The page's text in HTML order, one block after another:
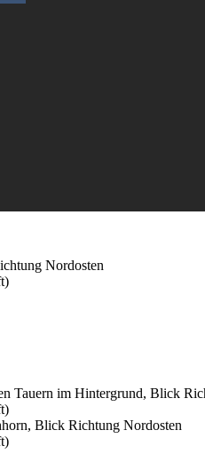
Nordosten
Tauern im Hintergrund, Blick
Blick Richtung Nordosten